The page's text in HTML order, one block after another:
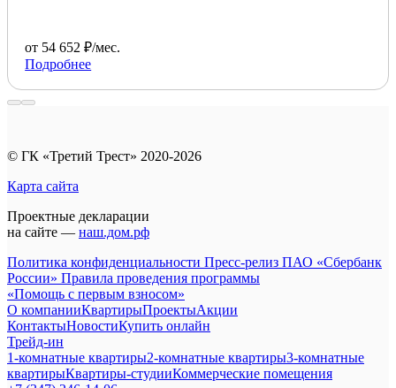
от 54 652 ₽/мес.
Подробнее
© ГК «Третий Трест» 2020-2026
Карта сайта
Проектные декларации
на сайте — наш.дом.рф
Политика конфиденциальности Пресс-релиз ПАО «Сбербанк
России» Правила проведения программы
«Помощь с первым взносом»
О компанииКвартирыПроектыАкции
КонтактыНовостиКупить онлайн
Трейд-ин
1-комнатные квартиры2-комнатные квартиры3-комнатные
квартирыКвартиры-студииКоммерческие помещения